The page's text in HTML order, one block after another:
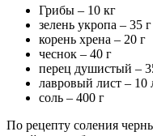
Грибы – 10 кг
зелень укропа – 35 г
корень хрена – 20 г
чеснок – 40 г
перец душистый –
лавровый лист – 10
соль – 400 г
По рецепту соления